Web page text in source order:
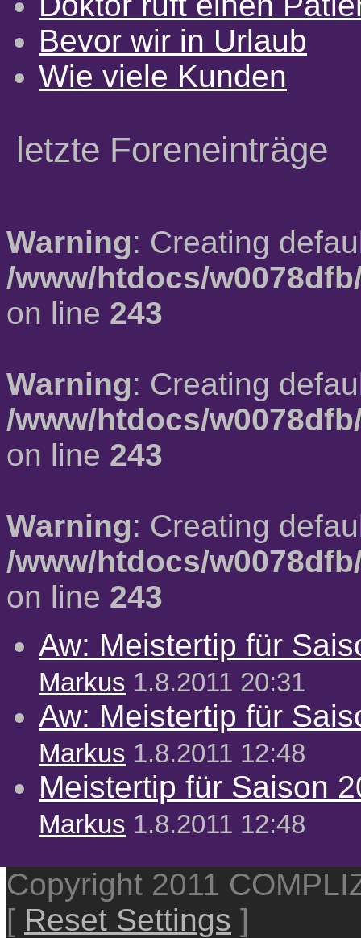
Bevor wir in Urlaub
Wie viele Kunden
letzte Foreneinträge
Warning: Creating
/www/htdocs/
on line 243
Warning: Creating
/www/htdocs/
on line 243
Warning: Creating
/www/htdocs/
on line 243
Aw: Meistertip für
Markus 1.8.2011 20:31
Aw: Meistertip für
Markus 1.8.2011 12:48
Meistertip für Saison
Markus 1.8.2011 12:48
Copyright 2011
[ Reset Settings ]